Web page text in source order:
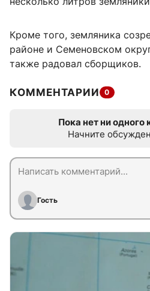
Кроме того, земляника
районе и Семеновском
также радовал сборщиков.
КОММЕНТАРИИ 0
Пока нет ни
Начните
Гость